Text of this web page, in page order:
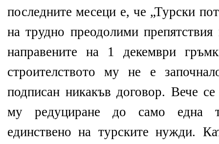
последните месеци е, че „Турски
на трудно преодолими
направените на 1 декември
строителството му не е
подписан никакъв договор. Вече
му редуциране до само една
единствено на турските нужди.